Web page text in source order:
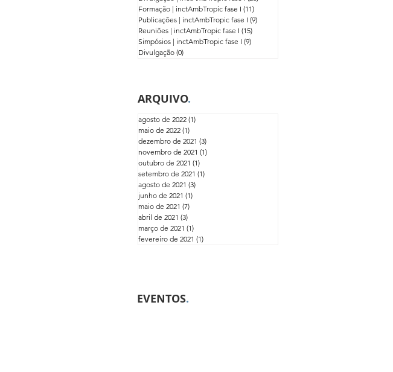
Formação | inctAmbTropic fase I (11)
Publicações | inctAmbTropic fase I (9)
Reuniões | inctAmbTropic fase I (15)
Simpósios | inctAmbTropic fase I (9)
Divulgação (0)
EVENTOS.
ARQUIVO.
agosto de 2022 (1)
maio de 2022 (1)
dezembro de 2021 (3)
novembro de 2021 (1)
outubro de 2021 (1)
setembro de 2021 (1)
agosto de 2021 (3)
junho de 2021 (1)
maio de 2021 (7)
abril de 2021 (3)
março de 2021 (1)
fevereiro de 2021 (1)